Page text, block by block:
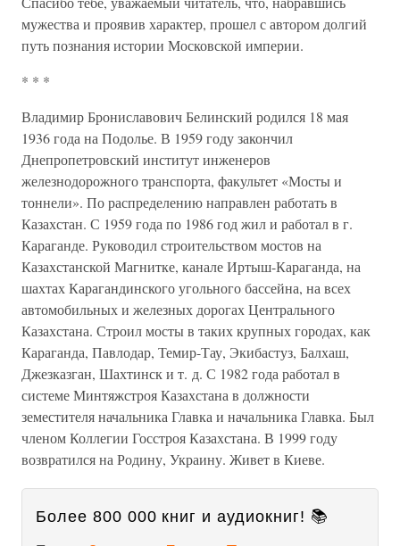
мужества и проявив характер, прошел с автором долгий
путь познания истории Московской империи.
* * *
Владимир Брониславович Белинский родился 18 мая
1936 года на Подолье. В 1959 году закончил
Днепропетровский институт инженеров
железнодорожного транспорта, факультет «Мосты и
тоннели». По распределению направлен работать в
Казахстан. С 1959 года по 1986 год жил и работал в г.
Караганде. Руководил строительством мостов на
Казахстанской Магнитке, канале Иртыш-Караганда, на
шахтах Карагандинского угольного бассейна, на всех
автомобильных и железных дорогах Центрального
Казахстана. Строил мосты в таких крупных городах, как
Караганда, Павлодар, Темир-Тау, Экибастуз, Балхаш,
Джезказган, Шахтинск и т. д. С 1982 года работал в
системе Минтяжстроя Казахстана в должности
земестителя начальника Главка и начальника Главка. Был
членом Коллегии Госстроя Казахстана. В 1999 году
возвратился на Родину, Украину. Живет в Киеве.
Более 800 000 книг и аудиокниг! 📚